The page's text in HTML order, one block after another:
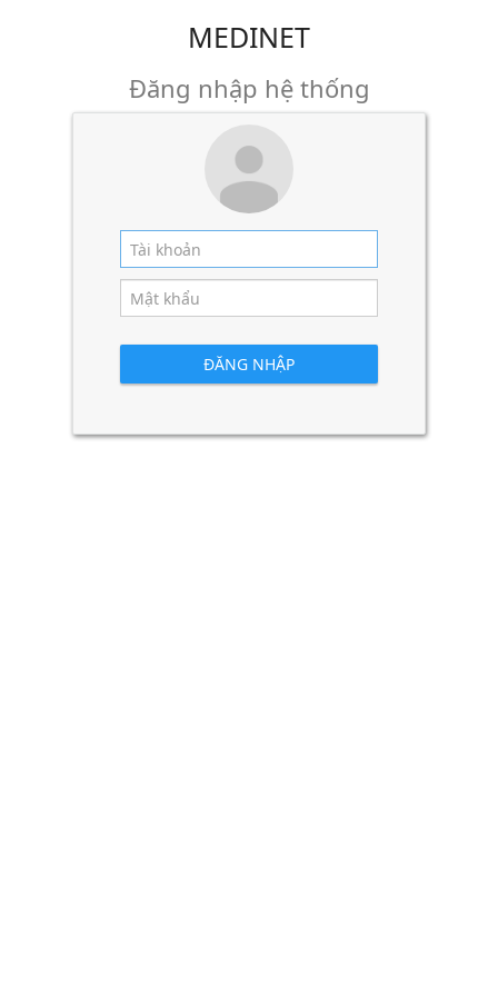
MEDINET
Đăng nhập hệ thống
ĐĂNG NHẬP